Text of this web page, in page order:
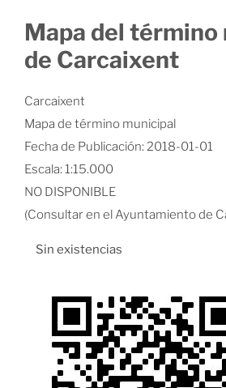
Mapa del término
de Carcaixent
Carcaixent
Mapa de término municipal
Fecha de Publicación: 2018-01-01
Escala: 1:15.000
NO DISPONIBLE
(Consultar en el Ayuntamiento de
Sin existencias